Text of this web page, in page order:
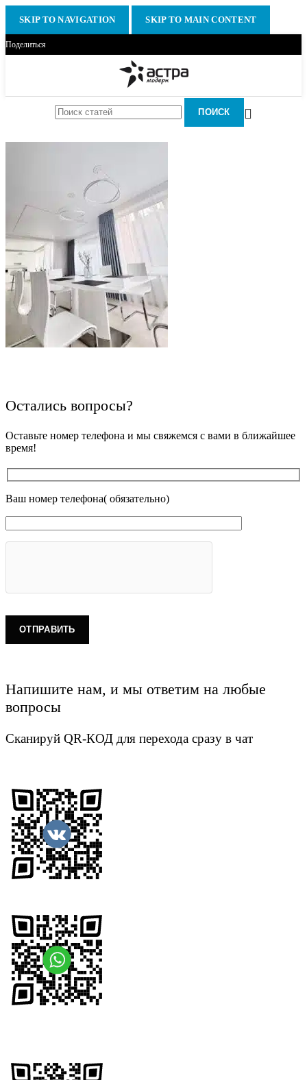
SKIP TO NAVIGATION SKIP TO MAIN CONTENT
Поделиться
ПОИСК
Остались вопросы?
Оставьте номер телефона и мы свяжемся с вами в ближайшее
время!
Ваш номер телефона( обязательно)
Напишите нам, и мы ответим на любые
вопросы
Сканируй QR-КОД для перехода сразу в чат